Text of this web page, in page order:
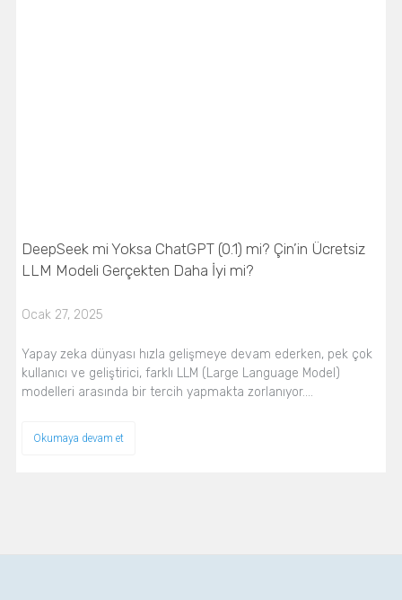
DeepSeek mi Yoksa ChatGPT (0.1) mi? Çin’in Ücretsiz
LLM Modeli Gerçekten Daha İyi mi?
Ocak 27, 2025
Yapay zeka dünyası hızla gelişmeye devam ederken, pek çok
kullanıcı ve geliştirici, farklı LLM (Large Language Model)
modelleri arasında bir tercih yapmakta zorlanıyor.…
Okumaya devam et